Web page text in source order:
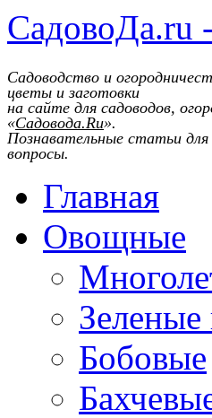
СадовоДа.ru
Садоводство и
цветы и заготовки
на сайте для садоводов,
«Садовода.Ru».
Познавательные статьи
вопросы.
Главная
Овощные
Зеленые
Бобовые